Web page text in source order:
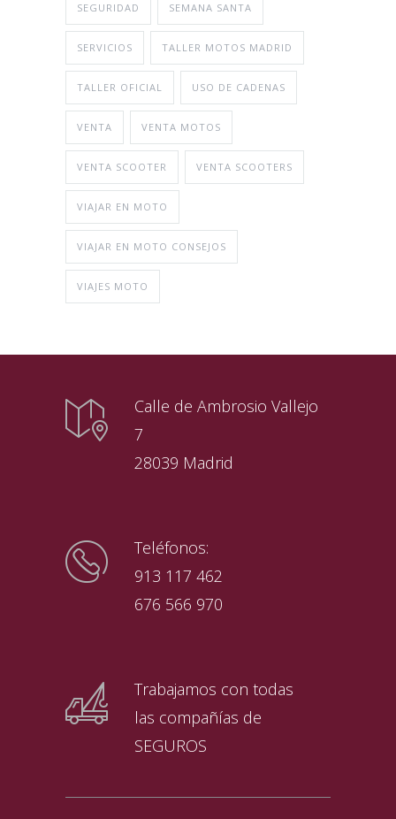
SEGURIDAD SEMANA SANTA
SERVICIOS TALLER MOTOS MADRID
TALLER OFICIAL USO DE CADENAS
VENTA VENTA MOTOS
VENTA SCOOTER VENTA SCOOTERS
VIAJAR EN MOTO
VIAJAR EN MOTO CONSEJOS
VIAJES MOTO
Calle de Ambrosio Vallejo
7
28039 Madrid
Teléfonos:
913 117 462
676 566 970
Trabajamos con todas
las compañías de
SEGUROS